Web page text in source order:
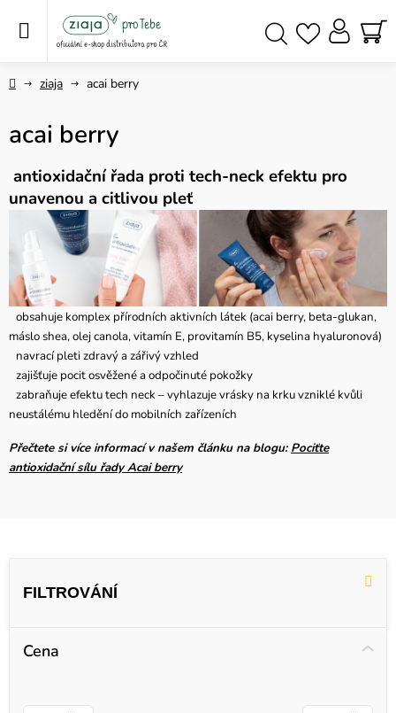
Domůziaja acai berry
acai berry
antioxidační řada proti tech-neck efektu pro
unavenou a citlivou pleť
obsahuje komplex přírodních aktivních látek (acai berry, beta-glukan,
máslo shea, olej canola, vitamín E, provitamín B5, kyselina hyaluronová)
navrací pleti zdravý a zářivý vzhled
zajišťuje pocit osvěžené a odpočinuté pokožky
zabraňuje efektu tech neck – vyhlazuje vrásky na krku vzniklé kvůli
neustálému hledění do mobilních zařízeních
Přečtete si více informací v našem článku na blogu: Pociťte
antioxidační sílu řady Acai berry
Cena
V